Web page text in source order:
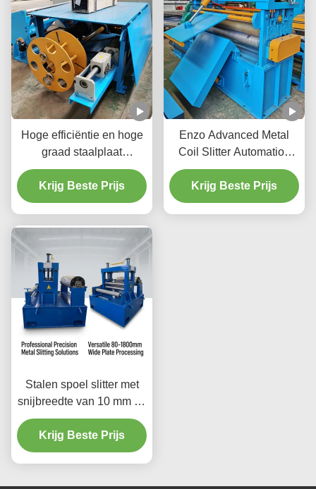
Hoge efficiëntie en hoge
graad staalplaat
snijmachine
automatisering spoel
slitter 100m/min
Krijg Beste Prijs
Enzo Advanced Metal
Coil Slitter Automation
Control / Tension Control
0-120 m/min
Krijg Beste Prijs
Stalen spoel slitter met
snijbreedte van 10 mm tot
1500 mm en plaatdikte
van 0,1 tot 4 mm voor
precisie metalen spoel
Krijg Beste Prijs